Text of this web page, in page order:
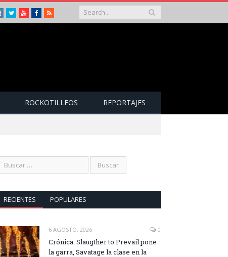
Instagram
TwitterYoutubeFacebook
RSS
ROCKOTILLEOS REPORTAJES
RECIENTES POPULARES
6 AGOSTO, 2026 0
Crónica: Slaugther to Prevail pone
la garra, Savatage la clase en la